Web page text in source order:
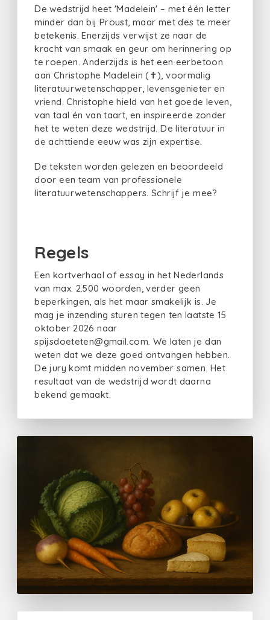
De wedstrijd heet 'Madelein' – met één letter
minder dan bij Proust, maar met des te meer
betekenis. Enerzijds verwijst ze naar de
kracht van smaak en geur om herinnering op
te roepen. Anderzijds is het een eerbetoon
aan Christophe Madelein (✝), voormalig
literatuurwetenschapper, levensgenieter en
vriend. Christophe hield van het goede leven,
van taal én van taart, en inspireerde zonder
het te weten deze wedstrijd. De literatuur in
de achttiende eeuw was zijn expertise.
De teksten worden gelezen en beoordeeld
door een team van professionele
literatuurwetenschappers. Schrijf je mee?
Regels
Een kortverhaal of essay in het Nederlands
van max. 2.500 woorden, verder geen
beperkingen, als het maar smakelijk is. Je
mag je inzending sturen tegen ten laatste 15
oktober 2026 naar
spijsdoeteten@gmail.com. We laten je dan
weten dat we deze goed ontvangen hebben.
De jury komt midden november samen. Het
resultaat van de wedstrijd wordt daarna
bekend gemaakt.